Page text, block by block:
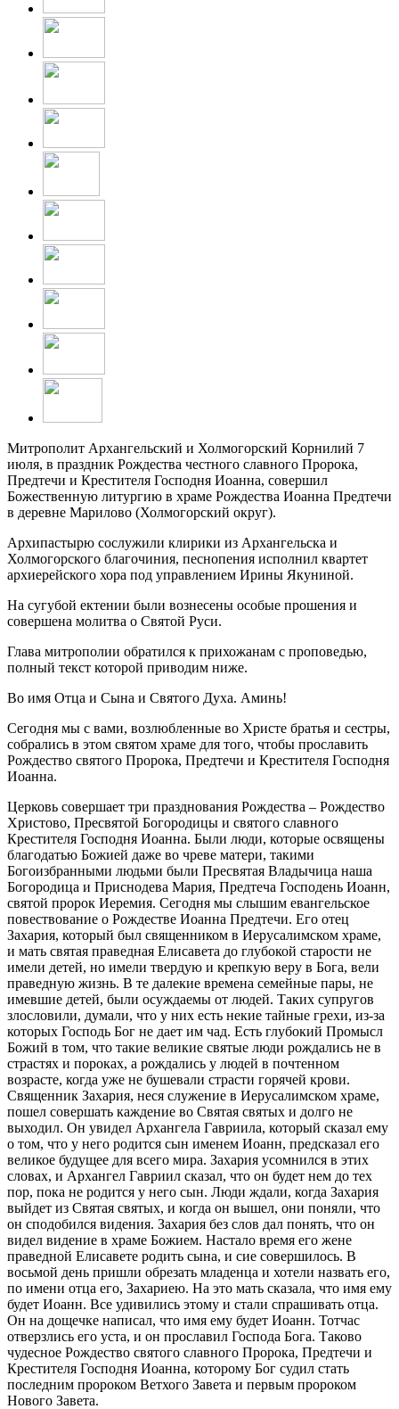
Митрополит Архангельский и Холмогорский Корнилий 7
июля, в праздник Рождества честного славного Пророка,
Предтечи и Крестителя Господня Иоанна, совершил
Божественную литургию в храме Рождества Иоанна Предтечи
в деревне Марилово (Холмогорский округ).
Архипастырю сослужили клирики из Архангельска и
Холмогорского благочиния, песнопения исполнил квартет
архиерейского хора под управлением Ирины Якуниной.
На сугубой ектении были вознесены особые прошения и
совершена молитва о Святой Руси.
Глава митрополии обратился к прихожанам с проповедью,
полный текст которой приводим ниже.
Во имя Отца и Сына и Святого Духа. Аминь!
Сегодня мы с вами, возлюбленные во Христе братья и сестры,
собрались в этом святом храме для того, чтобы прославить
Рождество святого Пророка, Предтечи и Крестителя Господня
Иоанна.
Церковь совершает три празднования Рождества – Рождество
Христово, Пресвятой Богородицы и святого славного
Крестителя Господня Иоанна. Были люди, которые освящены
благодатью Божией даже во чреве матери, такими
Богоизбранными людьми были Пресвятая Владычица наша
Богородица и Приснодева Мария, Предтеча Господень Иоанн,
святой пророк Иеремия. Сегодня мы слышим евангельское
повествование о Рождестве Иоанна Предтечи. Его отец
Захария, который был священником в Иерусалимском храме,
и мать святая праведная Елисавета до глубокой старости не
имели детей, но имели твердую и крепкую веру в Бога, вели
праведную жизнь. В те далекие времена семейные пары, не
имевшие детей, были осуждаемы от людей. Таких супругов
злословили, думали, что у них есть некие тайные грехи, из-за
которых Господь Бог не дает им чад. Есть глубокий Промысл
Божий в том, что такие великие святые люди рождались не в
страстях и пороках, а рождались у людей в почтенном
возрасте, когда уже не бушевали страсти горячей крови.
Священник Захария, неся служение в Иерусалимском храме,
пошел совершать каждение во Святая святых и долго не
выходил. Он увидел Архангела Гавриила, который сказал ему
о том, что у него родится сын именем Иоанн, предсказал его
великое будущее для всего мира. Захария усомнился в этих
словах, и Архангел Гавриил сказал, что он будет нем до тех
пор, пока не родится у него сын. Люди ждали, когда Захария
выйдет из Святая святых, и когда он вышел, они поняли, что
он сподобился видения. Захария без слов дал понять, что он
видел видение в храме Божием. Настало время его жене
праведной Елисавете родить сына, и сие совершилось. В
восьмой день пришли обрезать младенца и хотели назвать его,
по имени отца его, Захариею. На это мать сказала, что имя ему
будет Иоанн. Все удивились этому и стали спрашивать отца.
Он на дощечке написал, что имя ему будет Иоанн. Тотчас
отверзлись его уста, и он прославил Господа Бога. Таково
чудесное Рождество святого славного Пророка, Предтечи и
Крестителя Господня Иоанна, которому Бог судил стать
последним пророком Ветхого Завета и первым пророком
Нового Завета.